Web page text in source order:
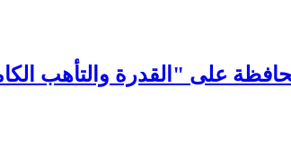
على "القدرة والتأهب